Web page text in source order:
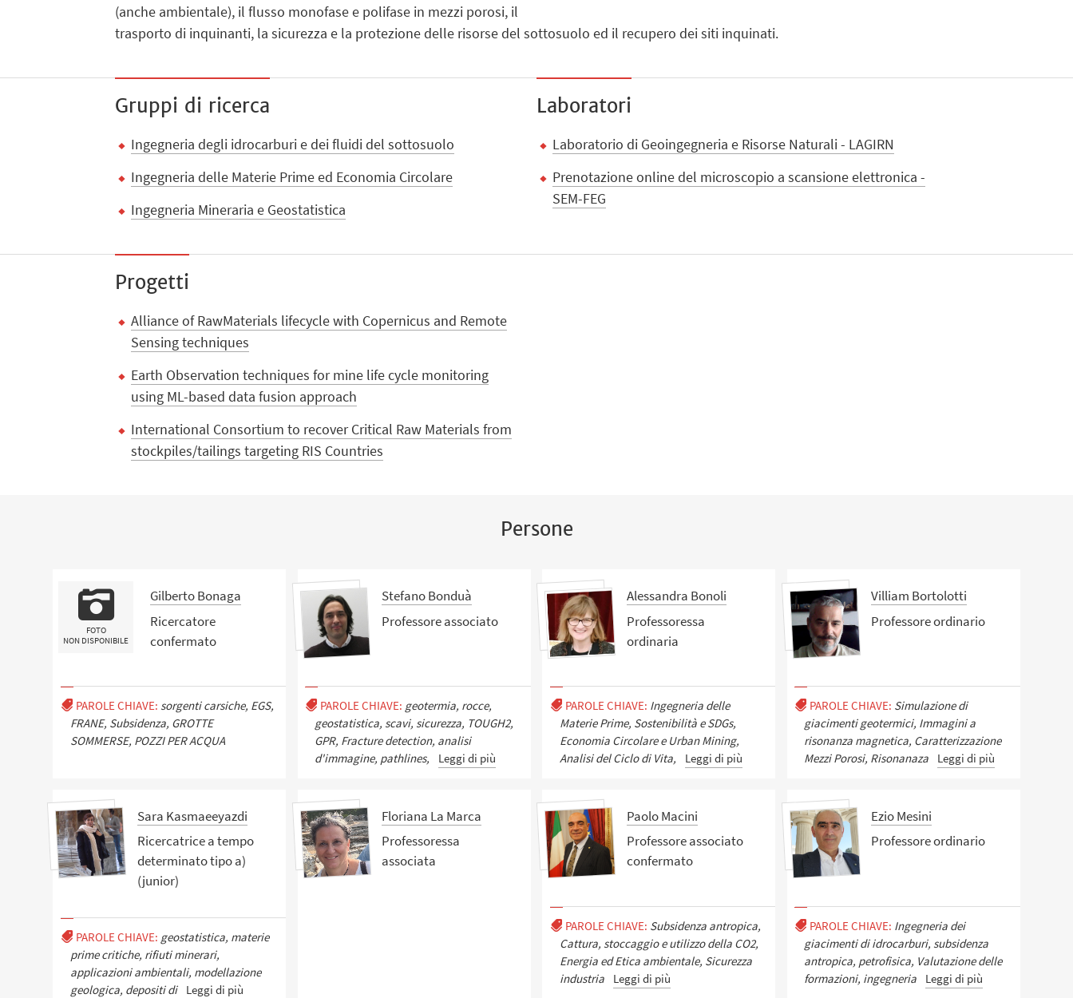
(anche ambientale), il flusso monofase e polifase in mezzi porosi, il
trasporto di inquinanti, la sicurezza e la protezione delle risorse del sottosuolo ed il recupero dei siti inquinati.
Gruppi di ricerca
Ingegneria degli idrocarburi e dei fluidi del sottosuolo
Ingegneria delle Materie Prime ed Economia Circolare
Ingegneria Mineraria e Geostatistica
Laboratori
Laboratorio di Geoingegneria e Risorse Naturali - LAGIRN
Prenotazione online del microscopio a scansione elettronica -
SEM-FEG
Progetti
Alliance of RawMaterials lifecycle with Copernicus and Remote
Sensing techniques
Earth Observation techniques for mine life cycle monitoring
using ML-based data fusion approach
International Consortium to recover Critical Raw Materials from
stockpiles/tailings targeting RIS Countries
Persone
FOTO
NON DISPONIBILE
Gilberto Bonaga
Ricercatore
confermato
PAROLE CHIAVE: sorgenti carsiche, EGS,
FRANE, Subsidenza, GROTTE
SOMMERSE, POZZI PER ACQUA
Stefano Bonduà
Professore associato
PAROLE CHIAVE: geotermia, rocce,
geostatistica, scavi, sicurezza, TOUGH2,
GPR, Fracture detection, analisi
d'immagine, pathlines,
Leggi di più
Alessandra Bonoli
Professoressa
ordinaria
PAROLE CHIAVE: Ingegneria delle
Materie Prime, Sostenibilità e SDGs,
Economia Circolare e Urban Mining,
Analisi del Ciclo di Vita,
Leggi di più
Villiam Bortolotti
Professore ordinario
PAROLE CHIAVE: Simulazione di
giacimenti geotermici, Immagini a
risonanza magnetica, Caratterizzazione
Mezzi Porosi, Risonanaza
Leggi di più
Sara Kasmaeeyazdi
Ricercatrice a tempo
determinato tipo a)
(junior)
PAROLE CHIAVE: geostatistica, materie
prime critiche, rifiuti minerari,
applicazioni ambientali, modellazione
geologica, depositi di
Leggi di più
Floriana La Marca
Professoressa
associata
Paolo Macini
Professore associato
confermato
PAROLE CHIAVE: Subsidenza antropica,
Cattura, stoccaggio e utilizzo della CO2,
Energia ed Etica ambientale, Sicurezza
industria
Leggi di più
Ezio Mesini
Professore ordinario
PAROLE CHIAVE: Ingegneria dei
giacimenti di idrocarburi, subsidenza
antropica, petrofisica, Valutazione delle
formazioni, ingegneria
Leggi di più